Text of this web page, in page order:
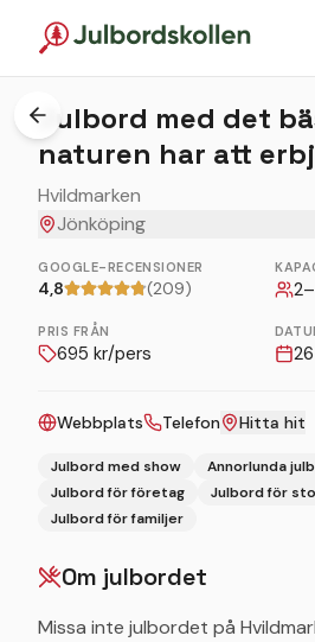
Julbord med det
naturen har att
Hvildmarken
Jönköping
GOOGLE-RECENSIONER
4,8 (209) 2–
PRIS FRÅN
695 kr/pers
Webbplats Telefon Hitta hit
Julbord med show
Annorlunda
Julbord för företag
Julbord för
Julbord för familjer
Om julbordet
Missa inte julbordet på